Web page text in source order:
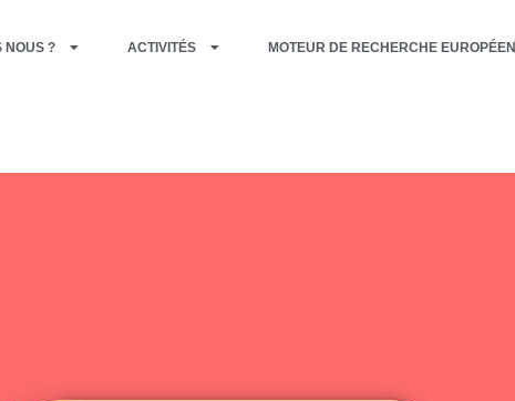
NOUS ? ACTIVITÉS MOTEUR DE RECHERCHE EUROPÉEN